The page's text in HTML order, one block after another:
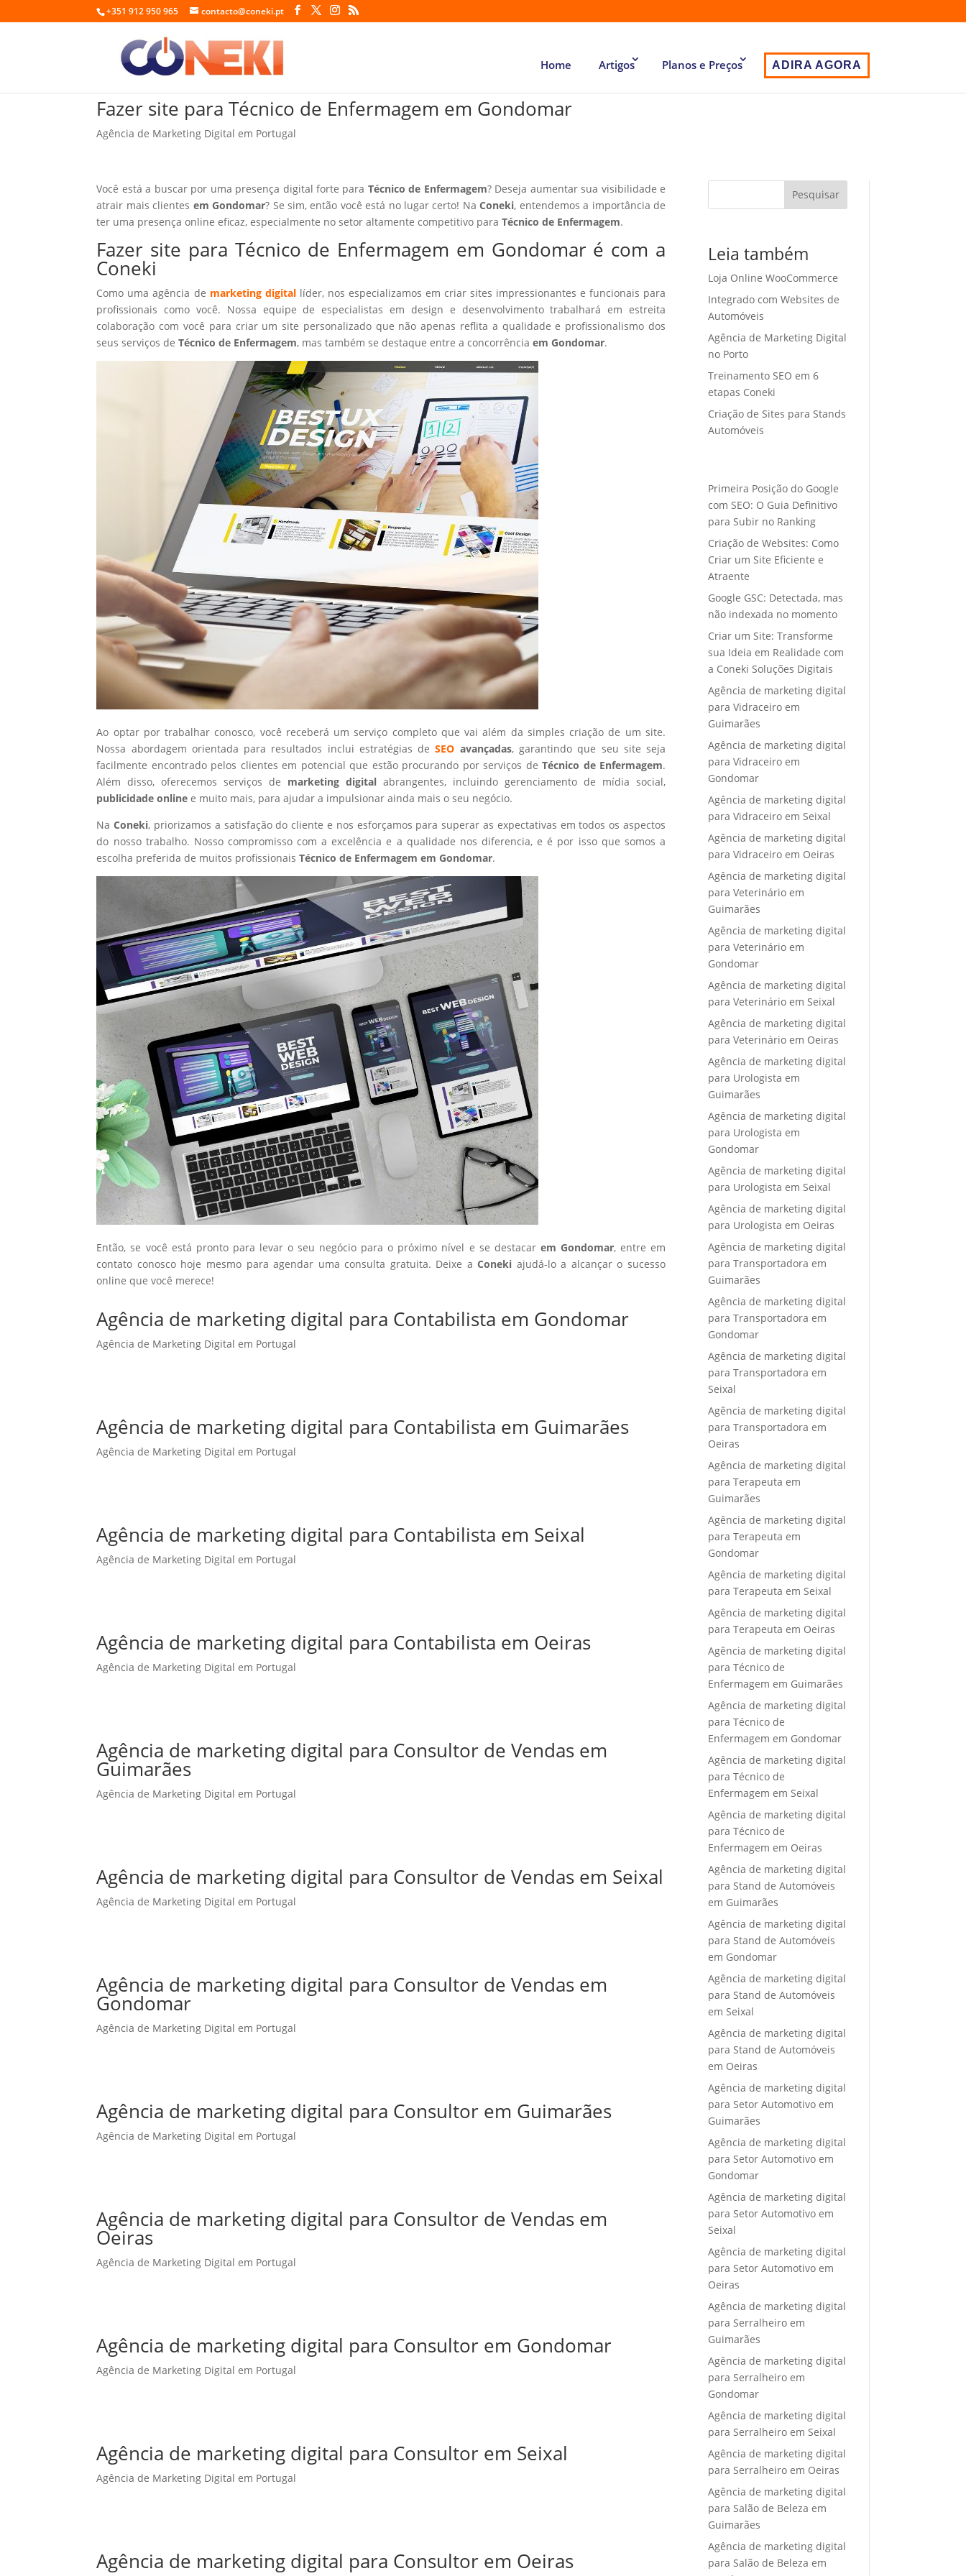
+351 912 950 965 contacto@coneki.pt
Home Artigos Planos e Preços ADIRA AGORA
Fazer site para Técnico de Enfermagem em Gondomar
Agência de Marketing Digital em Portugal
Você está a buscar por uma presença digital forte para Técnico de Enfermagem? Deseja aumentar sua visibilidade e
atrair mais clientes em Gondomar? Se sim, então você está no lugar certo! NaConeki, entendemos a importância de
ter uma presença online eficaz, especialmente no setor altamente competitivo paraTécnico de Enfermagem.
Fazer site para Técnico de Enfermagem em Gondomar é com a
Coneki
Como uma agência de marketing digitallíder, nos especializamos em criar sites impressionantes e funcionais para
profissionais como você. Nossa equipe de especialistas em design e desenvolvimento trabalhará em estreita
colaboração com você para criar um site personalizado que não apenas reflita a qualidade e profissionalismo dos
seus serviços deTécnico de Enfermagem, mas também se destaque entre a concorrênciaem Gondomar.
Ao optar por trabalhar conosco, você receberá um serviço completo que vai além da simples criação de um site.
Nossa abordagem orientada para resultados inclui estratégias deSEO avançadas, garantindo que seu site seja
facilmente encontrado pelos clientes em potencial que estão procurando por serviços deTécnico de Enfermagem.
Além disso, oferecemos serviços de marketing digitalabrangentes, incluindo gerenciamento de mídia social,
publicidade online e muito mais, para ajudar a impulsionar ainda mais o seu negócio.
NaConeki, priorizamos a satisfação do cliente e nos esforçamos para superar as expectativas em todos os aspectos
do nosso trabalho. Nosso compromisso com a excelência e a qualidade nos diferencia, e é por isso que somos a
escolha preferida de muitos profissionaisTécnico de Enfermagem em Gondomar.
Então, se você está pronto para levar o seu negócio para o próximo nível e se destacar em Gondomar, entre em
contato conosco hoje mesmo para agendar uma consulta gratuita. Deixe aConeki ajudá-lo a alcançar o sucesso
online que você merece!
Agência de marketing digital para Contabilista em Gondomar
Agência de Marketing Digital em Portugal
Agência de marketing digital para Contabilista em Guimarães
Agência de Marketing Digital em Portugal
Agência de marketing digital para Contabilista em Seixal
Agência de Marketing Digital em Portugal
Agência de marketing digital para Contabilista em Oeiras
Agência de Marketing Digital em Portugal
Agência de marketing digital para Consultor de Vendas em
Guimarães
Agência de Marketing Digital em Portugal
Agência de marketing digital para Consultor de Vendas em Seixal
Agência de Marketing Digital em Portugal
Agência de marketing digital para Consultor de Vendas em
Gondomar
Agência de Marketing Digital em Portugal
Agência de marketing digital para Consultor em Guimarães
Agência de Marketing Digital em Portugal
Agência de marketing digital para Consultor de Vendas em
Oeiras
Agência de Marketing Digital em Portugal
Agência de marketing digital para Consultor em Gondomar
Agência de Marketing Digital em Portugal
Agência de marketing digital para Consultor em Seixal
Agência de Marketing Digital em Portugal
Agência de marketing digital para Consultor em Oeiras
Pesquisar
Leia também
Loja Online WooCommerce
Integrado com Websites de
Automóveis
Agência de Marketing Digital
no Porto
Treinamento SEO em 6
etapas Coneki
Criação de Sites para Stands
Automóveis
Primeira Posição do Google
com SEO: O Guia Definitivo
para Subir no Ranking
Criação de Websites: Como
Criar um Site Eficiente e
Atraente
Google GSC: Detectada, mas
não indexada no momento
Criar um Site: Transforme
sua Ideia em Realidade com
a Coneki Soluções Digitais
Agência de marketing digital
para Vidraceiro em
Guimarães
Agência de marketing digital
para Vidraceiro em
Gondomar
Agência de marketing digital
para Vidraceiro em Seixal
Agência de marketing digital
para Vidraceiro em Oeiras
Agência de marketing digital
para Veterinário em
Guimarães
Agência de marketing digital
para Veterinário em
Gondomar
Agência de marketing digital
para Veterinário em Seixal
Agência de marketing digital
para Veterinário em Oeiras
Agência de marketing digital
para Urologista em
Guimarães
Agência de marketing digital
para Urologista em
Gondomar
Agência de marketing digital
para Urologista em Seixal
Agência de marketing digital
para Urologista em Oeiras
Agência de marketing digital
para Transportadora em
Guimarães
Agência de marketing digital
para Transportadora em
Gondomar
Agência de marketing digital
para Transportadora em
Seixal
Agência de marketing digital
para Transportadora em
Oeiras
Agência de marketing digital
para Terapeuta em
Guimarães
Agência de marketing digital
para Terapeuta em
Gondomar
Agência de marketing digital
para Terapeuta em Seixal
Agência de marketing digital
para Terapeuta em Oeiras
Agência de marketing digital
para Técnico de
Enfermagem em Guimarães
Agência de marketing digital
para Técnico de
Enfermagem em Gondomar
Agência de marketing digital
para Técnico de
Enfermagem em Seixal
Agência de marketing digital
para Técnico de
Enfermagem em Oeiras
Agência de marketing digital
para Stand de Automóveis
em Guimarães
Agência de marketing digital
para Stand de Automóveis
em Gondomar
Agência de marketing digital
para Stand de Automóveis
em Seixal
Agência de marketing digital
para Stand de Automóveis
em Oeiras
Agência de marketing digital
para Setor Automotivo em
Guimarães
Agência de marketing digital
para Setor Automotivo em
Gondomar
Agência de marketing digital
para Setor Automotivo em
Seixal
Agência de marketing digital
para Setor Automotivo em
Oeiras
Agência de marketing digital
para Serralheiro em
Guimarães
Agência de marketing digital
para Serralheiro em
Gondomar
Agência de marketing digital
para Serralheiro em Seixal
Agência de marketing digital
para Serralheiro em Oeiras
Agência de marketing digital
para Salão de Beleza em
Guimarães
Agência de marketing digital
para Salão de Beleza em